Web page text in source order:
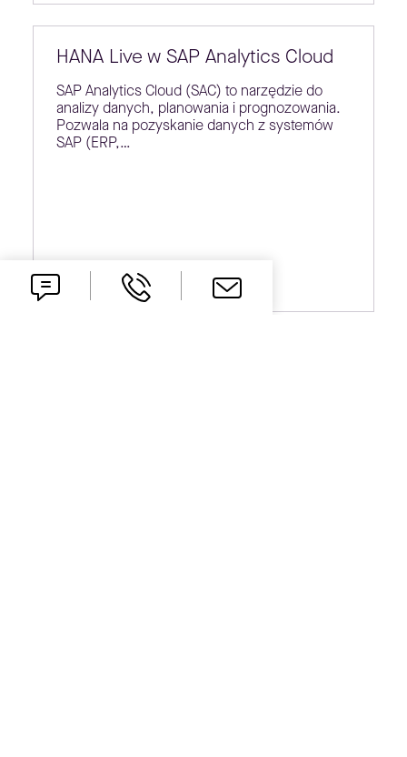
HANA Live w SAP Analytics Cloud
SAP Analytics Cloud (SAC) to narzędzie do
analizy danych, planowania i prognozowania.
Pozwala na pozyskanie danych z systemów
SAP (ERP,…